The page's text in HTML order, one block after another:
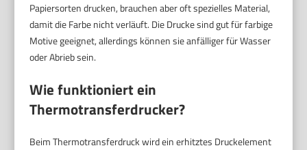
Papiersorten drucken, brauchen aber oft spezielles Material,
damit die Farbe nicht verläuft. Die Drucke sind gut für farbige
Motive geeignet, allerdings können sie anfälliger für Wasser
oder Abrieb sein.
Wie funktioniert ein
Thermotransferdrucker?
Beim Thermotransferdruck wird ein erhitztes Druckelement